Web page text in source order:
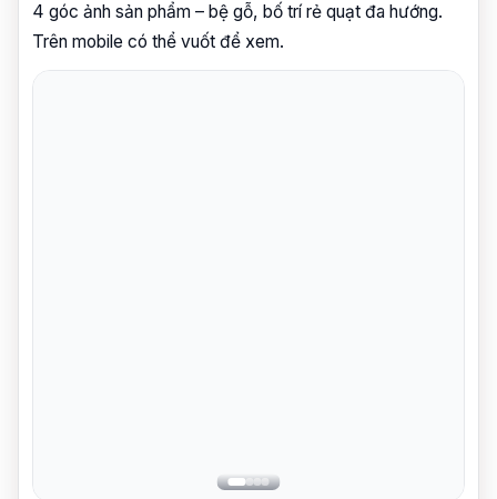
4 góc ảnh sản phẩm – bệ gỗ, bố trí rẻ quạt đa hướng.
Trên mobile có thể vuốt để xem.